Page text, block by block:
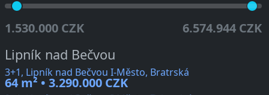
1.530.000 CZK 6.574.944 CZK
Lipník nad Bečvou
3+1, Lipník nad Bečvou I-Město, Bratrská
64 m² • 3.290.000 CZK